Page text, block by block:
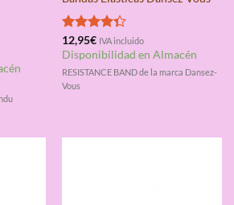
Valorado
con4.33
12,95€ IVA incluido
Disponibilidad en Almacén
RESISTANCE BAND de la marca Dansez-
Vous